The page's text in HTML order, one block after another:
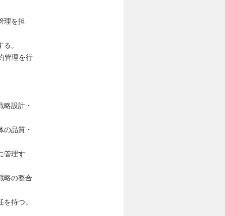
理を担
。
管理を行
略設計・
の品質・
管理す
略の整合
持つ。